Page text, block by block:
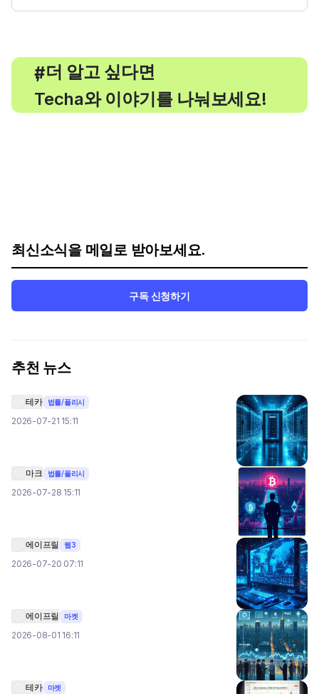
#
, 더 알고 싶다면
Techa와 이야기를 나눠보세요!
최신소식을 메일로 받아보세요.
구독 신청하기
추천 뉴스
테카 법률/폴리시
2026-07-21 15:11
마크 법률/폴리시
2026-07-28 15:11
에이프릴 웹3
2026-07-20 07:11
에이프릴 마켓
2026-08-01 16:11
테카 마켓